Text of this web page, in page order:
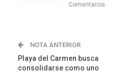
Comentarios
NOTA ANTERIOR
Playa del Carmen busca
consolidarse como uno